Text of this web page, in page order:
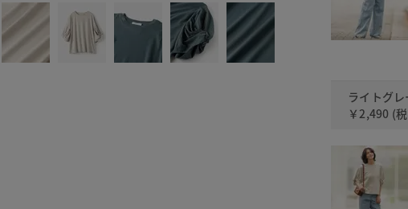
ライトグ
￥2,490 (